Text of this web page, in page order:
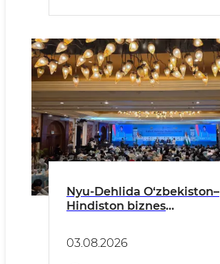
Nyu-Dehlida O‘zbekiston–
Hindiston biznes
03.08.2026